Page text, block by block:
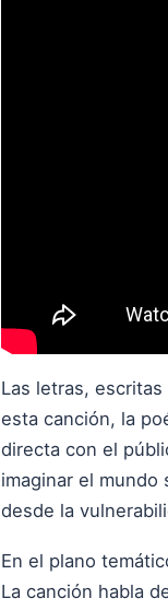
Las letras,
esta canción, la
directa con el
imaginar el
desde la
En el plano
La canción habla